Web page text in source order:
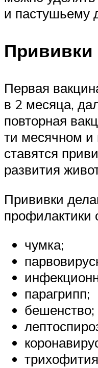
и пастушьему
Прививки
Первая
в 2 месяца,
повторная
ти месячном и
ставятся
развития
Прививки
профилактики
чумка;
парагрипп;
бешенство;